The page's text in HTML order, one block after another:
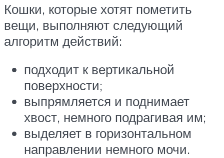
Кошки, которые хотят пометить
вещи, выполняют следующий
алгоритм действий:
подходит к вертикальной
поверхности;
выпрямляется и поднимает
хвост, немного подрагивая им;
выделяет в горизонтальном
направлении немного мочи.